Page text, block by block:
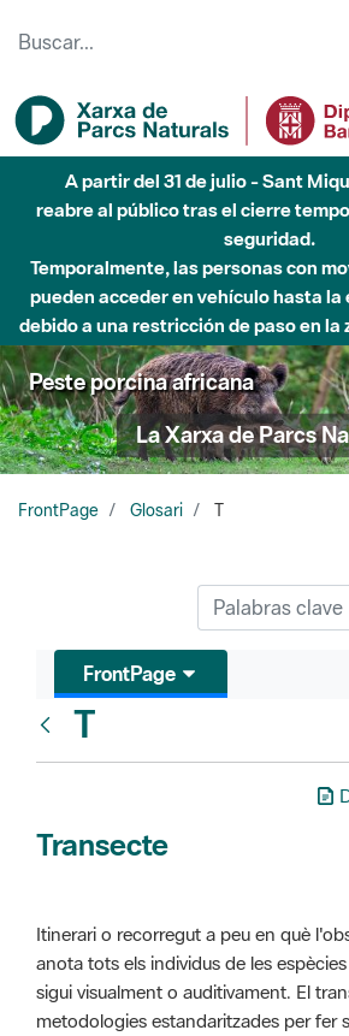
A partir del 31 de julio - Sant
reabre al público tras el cierre
seguridad.
Temporalmente, las personas con
pueden acceder en vehículo hasta
debido a una restricción de paso en la
Peste porcina africana
La Xarxa de Parcs
FrontPage Glosari T
FrontPage
T
Transecte
Itinerari o recorregut a peu en què
anota tots els individus de les
sigui visualment o auditivament. El
metodologies estandaritzades per fer